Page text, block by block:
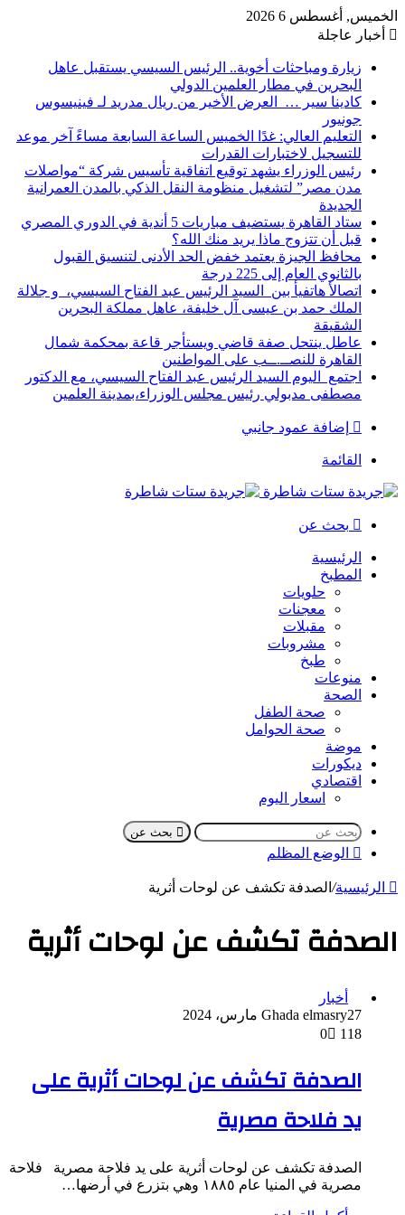
الخميس, أغسطس 6 2026
أخبار عاجلة
زيارة ومباحثات أخوية.. الرئيس السيسي يستقبل عاهل
البحرين في مطار العلمين الدولي
كادينا سير … العرض الأخير من ريال مدريد لـ فينيسوس
جونيور
التعليم العالي: غدًا الخميس الساعة السابعة مساءً آخر موعد
للتسجيل لاختبارات القدرات
رئيس الوزراء يشهد توقيع اتفاقية تأسيس شركة “مواصلات
مدن مصر” لتشغيل منظومة النقل الذكي بالمدن العمرانية
الجديدة
ستاد القاهرة يستضيف مباريات 5 أندية في الدوري المصري
قبل أن تتزوج ماذا يريد منك الله؟
محافظ الجيزة يعتمد خفض الحد الأدنى لتنسيق القبول
بالثانوي العام إلى 225 درجة
اتصالأ هاتفيأ بين السيد الرئيس عبد الفتاح السيسي، و جلالة
الملك حمد بن عيسى آل خليفة، عاهل مملكة البحرين
الشقيقة
عاطل ينتحل صفة قاضي ويستأجر قاعة بمحكمة شمال
القاهرة للنصــ.ــب على المواطنين
اجتمع اليوم السيد الرئيس عبد الفتاح السيسي، مع الدكتور
مصطفى مدبولي رئيس مجلس الوزراء،بمدينة العلمين
إضافة عمود جانبي
القائمة
بحث عن
الرئيسية
المطبخ
حلويات
معجنات
مقبلات
مشروبات
طبخ
منوعات
الصحة
صحة الطفل
صحة الحوامل
موضة
ديكورات
اقتصادي
اسعار اليوم
بحث عن
الوضع المظلم
الرئيسية/ الصدفة تكشف عن لوحات أثرية
الصدفة تكشف عن لوحات أثرية
أخبار
Ghada elmasry27 مارس، 2024
0
118
الصدفة تكشف عن لوحات أثرية على
يد فلاحة مصرية
الصدفة تكشف عن لوحات أثرية على يد فلاحة مصرية فلاحة
مصرية في المنيا عام ١٨٨٥ وهي بتزرع في أرضها…